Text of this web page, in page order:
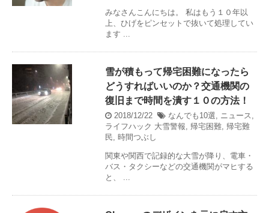
みなさんこんにちは。 私はもう１０年以
上、ひげをピンセットで抜いて処理してい
ます ...
雪が積もって帰宅困難になったら
どうすればいいのか？交通機関の
復旧まで時間を潰す１０の方法！
2018/12/22 なんでも10選, ニュース ,
ライフハック 大雪警報, 帰宅困難, 帰宅難
民, 時間つぶし
関東や関西で記録的な大雪が降り、電車・
バス・タクシーなどの交通機関がマヒする
と、 ...